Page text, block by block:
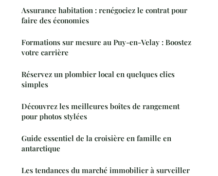
Assurance habitation : renégociez le contrat pour
faire des économies
Formations sur mesure au Puy-en-Velay : Boostez
votre carrière
Réservez un plombier local en quelques clics
simples
Découvrez les meilleures boîtes de rangement
pour photos stylées
Guide essentiel de la croisière en famille en
antarctique
Les tendances du marché immobilier à surveiller